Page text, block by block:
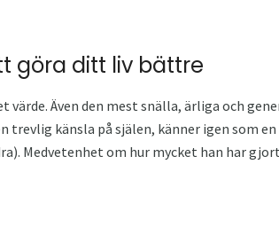
göra ditt liv bättre
Även den mest snälla, ärliga och
känsla på själen, känner igen som
Medvetenhet om hur mycket han har